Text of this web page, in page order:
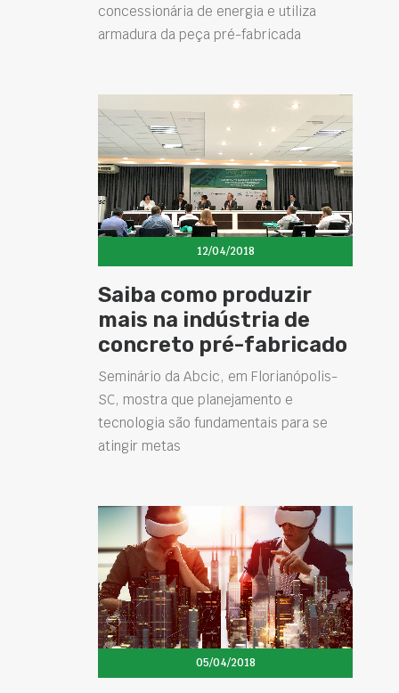
concessionária de energia e utiliza
armadura da peça pré-fabricada
12/04/2018
Saiba como produzir
mais na indústria de
concreto pré-fabricado
Seminário da Abcic, em Florianópolis-
SC, mostra que planejamento e
tecnologia são fundamentais para se
atingir metas
05/04/2018